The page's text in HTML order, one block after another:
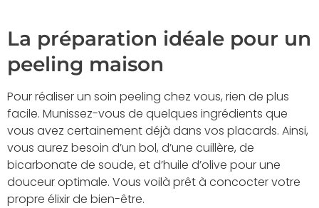
La préparation idéale pour un
peeling maison
Pour réaliser un soin peeling chez vous, rien de plus
facile. Munissez-vous de quelques ingrédients que
vous avez certainement déjà dans vos placards. Ainsi,
vous aurez besoin d’un bol, d’une cuillère, de
bicarbonate de soude, et d’huile d’olive pour une
douceur optimale. Vous voilà prêt à concocter votre
propre élixir de bien-être.